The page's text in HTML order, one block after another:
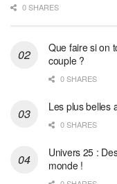
0 SHARES
Que faire si on
couple ?
0 SHARES
Les plus belles
0 SHARES
Univers 25 :
monde !